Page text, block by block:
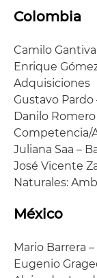
Colombia
Camilo
Enrique
Adquisiciones
Gustavo Pardo
Danilo
Competencia/
Juliana Saa –
José Vicente
Naturales:
México
Mario Barrera
Eugenio